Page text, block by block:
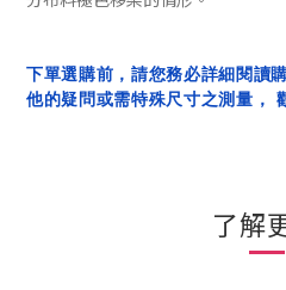
下單選購前，請您務必詳細閱讀
他的疑問或需特殊尺寸之測量，
了解